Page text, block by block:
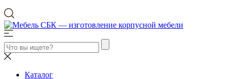
Каталог